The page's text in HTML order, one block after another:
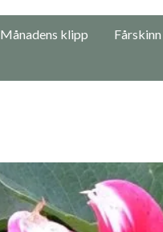
Månadens klipp Fårskinn